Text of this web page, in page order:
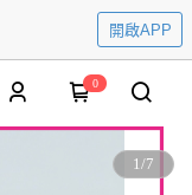
開啟APP
0
1/7